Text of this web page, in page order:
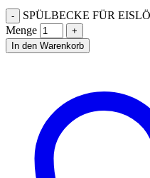
SPÜLBECKE FÜR
Menge
In den Warenkorb